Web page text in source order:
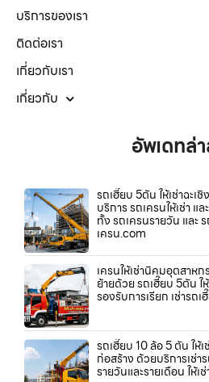
บริการของเรา
ติดต่อเรา
เกี่ยวกับเรา
เกี่ยวกับ
อัพเดทล่
รถเฮี๊ยบ 5ตัน ให้เช่าฉะเ
บริการ รถเครนให้เช่า แล
ทั้ง รถเครนรายวัน และ
เครน.com
เครนให้เช่านิคมอุตสาห
ย้ายด้วย รถเฮี๊ยบ 5ตัน ให้
รองรับการเรียก เช่ารถ
รถเฮี๊ยบ 10 ล้อ 5 ตัน ให้
ก่อสร้าง ด้วยบริการเช่า
รายวันและรายเดือน ให้เ